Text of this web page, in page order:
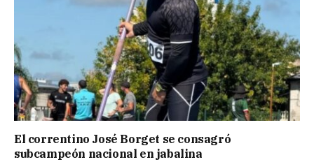
El correntino José Borget se consagró
subcampeón nacional en jabalina